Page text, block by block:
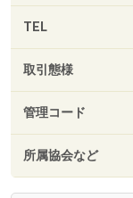
TEL
取引態様
管理コード
所属協会など